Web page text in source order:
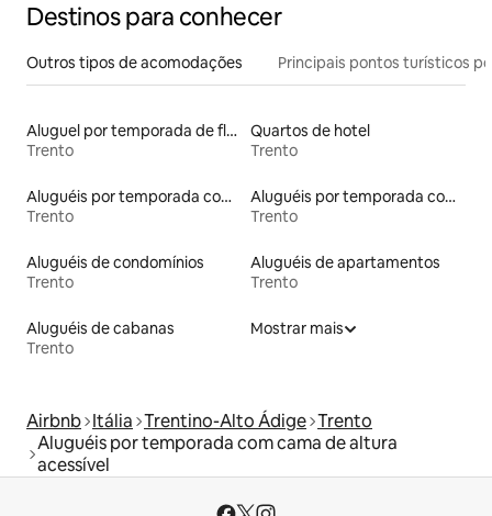
Destinos para conhecer
Outros tipos de acomodações Principais pontos turísticos
Aluguel por temporada de flats
Trento
Quartos de hotel
Trento
Aluguéis por temporada com banheira de hidromassagem
Trento
Aluguéis por temporada com sauna
Trento
Aluguéis de condomínios
Trento
Aluguéis de apartamentos
Trento
Aluguéis de cabanas
Trento
Mostrar mais
Airbnb Itália Trentino-Alto Ádige Trento
Aluguéis por temporada com cama de altura
acessível